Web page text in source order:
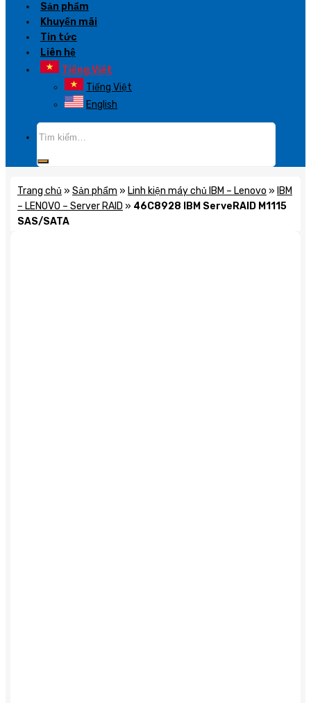
Sản phẩm
Khuyến mãi
Tin tức
Liên hệ
Tiếng Việt
Tiếng Việt
English
Trang chủ » Sản phẩm » Linh kiện máy chủ IBM – Lenovo » IBM
– LENOVO – Server RAID » 46C8928 IBM ServeRAID M1115
SAS/SATA